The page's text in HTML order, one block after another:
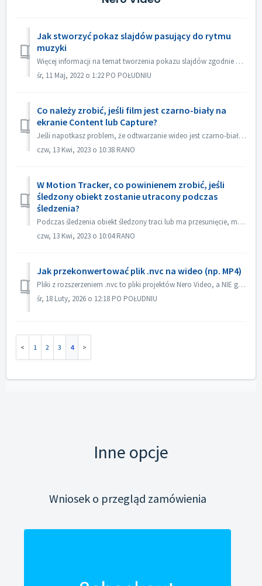
Jak stworzyć pokaz slajdów pasujący do rytmu
muzyki
Więcej informacji na temat tworzenia pokazu slajdów zgodnie z rytmem muzyki można znaleźć pod następującym łączem: Tworzenie pokazu slajdów zgodnie z rytmem...
śr, 11 Maj, 2022 o 1:22 PO POŁUDNIU
Co należy zrobić, jeśli film jest czarno-biały na
ekranie Content lub Capture?
Jeśli napotkasz problem, że odtwarzanie wideo jest czarno-białe, ale eksport/wypalanie jest kolorowe, zaktualizuj system Windows lub sterownik karty graficz...
czw, 13 Kwi, 2023 o 10:38 RANO
W Motion Tracker, co powinienem zrobić, jeśli
śledzony obiekt zostanie utracony podczas
śledzenia?
Podczas śledzenia obiekt śledzony traci lub ma przesunięcie, możesz natychmiast "zatrzymać śledzenie", kliknij "Powiększ" w lewym dolnym...
czw, 13 Kwi, 2023 o 10:04 RANO
Jak przekonwertować plik .nvc na wideo (np. MP4)
Pliki z rozszerzeniem .nvc to pliki projektów Nero Video, a NIE gotowe filmy. Zawierają one instrukcje edycji i linki do multimediów źródłowych i można je o...
śr, 18 Luty, 2026 o 12:18 PO POŁUDNIU
1 2 3 4
Inne opcje
Wniosek o przegląd zamówienia